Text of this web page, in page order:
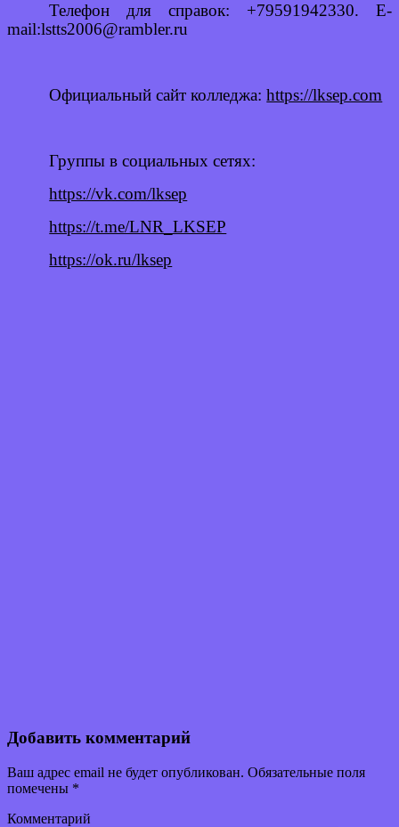
Телефон для справок: +79591942330. E-
mail:lstts2006@rambler.ru
Официальный сайт колледжа:https://lksep.com
Группы в социальных сетях:
https://vk.com/lksep
https://t.me/LNR_LKSEP
https://ok.ru/lksep
Добавить комментарий
Ваш адрес email не будет опубликован. Обязательные поля
помечены *
Комментарий